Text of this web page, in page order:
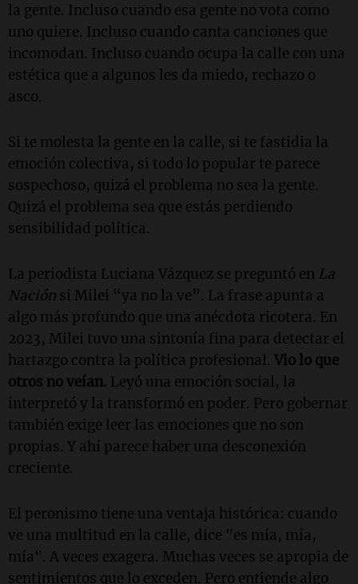
la gente. Incluso cuando esa gente no vota como
uno quiere. Incluso cuando canta canciones que
incomodan. Incluso cuando ocupa la calle con una
estética que a algunos les da miedo, rechazo o
asco.
Si te molesta la gente en la calle, si te fastidia la
emoción colectiva, si todo lo popular te parece
sospechoso, quizá el problema no sea la gente.
Quizá el problema sea que estás perdiendo
sensibilidad política.
La periodista Luciana Vázquez se preguntó en La
Nación si Milei “ya no la ve”. La frase apunta a
algo más profundo que una anécdota ricotera. En
2023, Milei tuvo una sintonía fina para detectar el
hartazgo contra la política profesional. Vio lo que
otros no veían. Leyó una emoción social, la
interpretó y la transformó en poder. Pero gobernar
también exige leer las emociones que no son
propias. Y ahí parece haber una desconexión
creciente.
El peronismo tiene una ventaja histórica: cuando
ve una multitud en la calle, dice "es mía, mía,
mía". A veces exagera. Muchas veces se apropia de
sentimientos que lo exceden. Pero entiende algo